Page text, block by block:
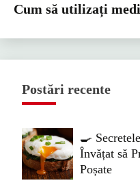
Cum să utilizați
Postări recente
🍳
Învățat să
Poșate